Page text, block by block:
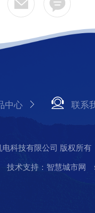
中心 联系
科技有限公司 版权所有
技术支持：智慧城市网